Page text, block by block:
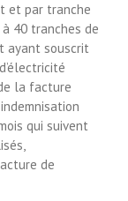
et par tranche
40 tranches de
ayant souscrit
la facture
qui suivent
de